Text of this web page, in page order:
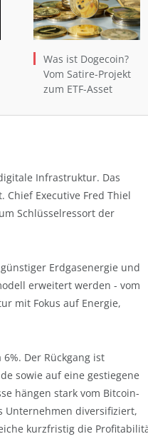
Was ist Dogecoin?
Vom Satire-Projekt
zum ETF-Asset
Infrastruktur. Das
Executive Fred Thiel
Schlüsselressort der
Erdgasenergie und
erweitert werden - vom
mit Fokus auf Energie,
Der Rückgang ist
sowie auf eine gestiegene
hängen stark vom Bitcoin-
Unternehmen diversifiziert,
kurzfristig die